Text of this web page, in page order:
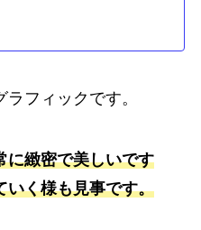
フィックです。
に緻密で美しいです
いく様も見事です。